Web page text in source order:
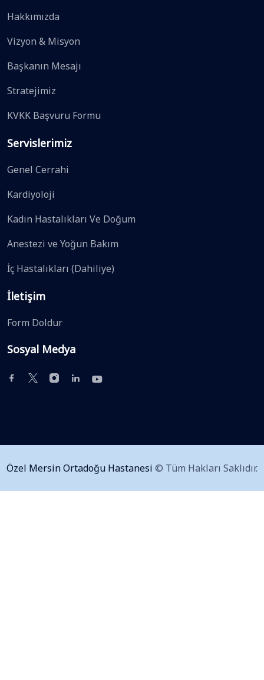
Hakkımızda
Vizyon & Misyon
Başkanın Mesajı
Stratejimiz
KVKK Başvuru Formu
Servislerimiz
Genel Cerrahi
Kardiyoloji
Kadın Hastalıkları Ve Doğum
Anestezi ve Yoğun Bakım
İç Hastalıkları (Dahiliye)
İletişim
Form Doldur
Sosyal Medya
Özel Mersin Ortadoğu Hastanesi © Tüm Hakları Saklıdır.